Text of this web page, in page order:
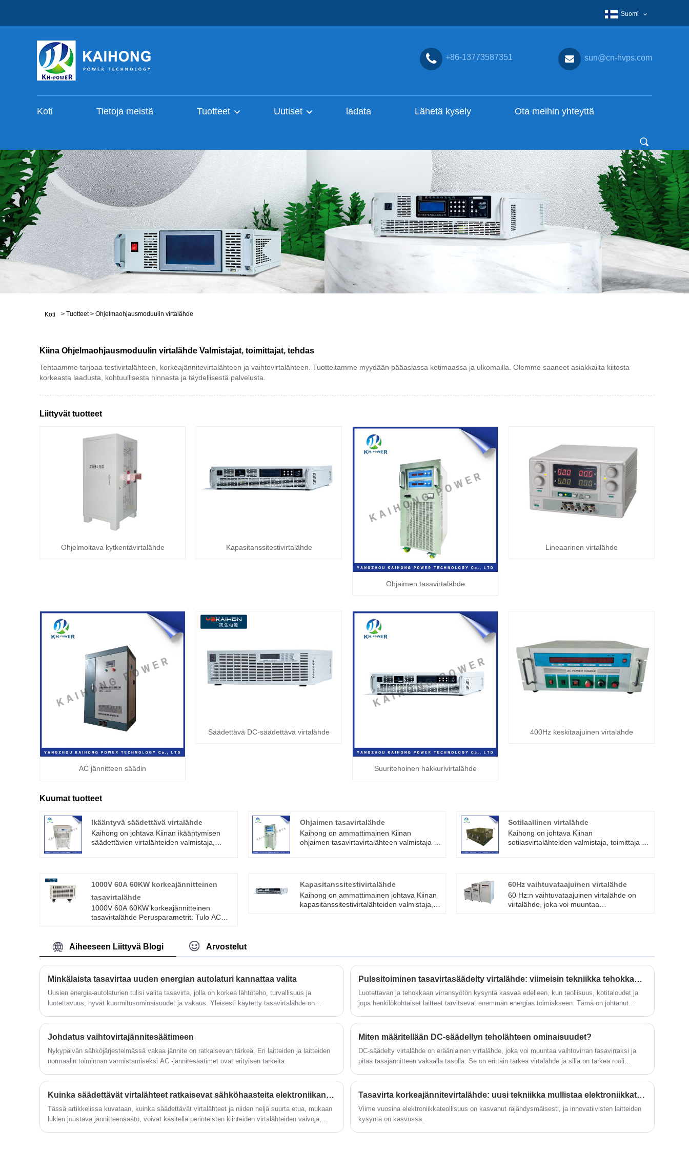
Suomi
+86-13773587351 sun@cn-hvps.com
Koti Tietoja meistä Tuotteet Uutiset ladata Lähetä kysely Ota meihin yhteyttä
Koti > Tuotteet > Ohjelmaohjausmoduulin virtalähde
Kiina Ohjelmaohjausmoduulin virtalähde Valmistajat, toimittajat, tehdas
Tehtaamme tarjoaa testivirtalähteen, korkeajännitevirtalähteen ja vaihtovirtalähteen. Tuotteitamme myydään pääasiassa kotimaassa ja ulkomailla. Olemme saaneet asiakkailta kiitosta
korkeasta laadusta, kohtuullisesta hinnasta ja täydellisestä palvelusta.
Liittyvät tuotteet
Ohjelmoitava kytkentävirtalähde Kapasitanssitestivirtalähde
Ohjaimen tasavirtalähde
Lineaarinen virtalähde
AC jännitteen säädin
Säädettävä DC-säädettävä virtalähde
Suuritehoinen hakkurivirtalähde
400Hz keskitaajuinen virtalähde
Kuumat tuotteet
Ikääntyvä säädettävä virtalähde
Kaihong on johtava Kiinan ikääntymisen
säädettävien virtalähteiden valmistaja,
muut testauskokemukset
Invertteri ikääntyvä virtalähde
Ohjaimen tasavirtalähde
Kaihong on ammattimainen Kiinan
ohjaimen tasavirtavirtalähteen valmistaja ja
Sotilaallinen virtalähde
Kaihong on johtava Kiinan
sotilasvirtalähteiden valmistaja, toimittaja ja
1000V 60A 60KW korkeajännitteinen
tasavirtalähde
1000V 60A 60KW korkeajännitteinen
tasavirtalähde Perusparametrit: Tulo AC
ohjelmaohjaus, jännite ja virta
Kapasitanssitestivirtalähde
Kaihong on ammattimainen johtava Kiinan
kapasitanssitestivirtalähteiden valmistaja,
voidaan käyttää kondensaattoreiden
kantokyvyn, kapasiteettiarvon ja muiden
parametrien testaamiseen.
60Hz vaihtuvataajuinen virtalähde
60 Hz:n vaihtuvataajuinen virtalähde on
virtalähde, joka voi muuntaa
Hz.
Aiheeseen Liittyvä Blogi Arvostelut
Minkälaista tasavirtaa uuden energian autolaturi kannattaa valita
Uusien energia-autolaturien tulisi valita tasavirta, jolla on korkea lähtöteho, turvallisuus ja
luotettavuus, hyvät kuormitusominaisuudet ja vakaus. Yleisesti käytetty tasavirtalähde on
Pulssitoiminen tasavirtasäädelty virtalähde: viimeisin tekniikka tehokkaassa ja luotettavassa virtalähteessä
Luotettavan ja tehokkaan virransyötön kysyntä kasvaa edelleen, kun teollisuus, kotitaloudet ja
jopa henkilökohtaiset laitteet tarvitsevat enemmän energiaa toimiakseen. Tämä on johtanut
säädelty virtalähde (PDPS).
Johdatus vaihtovirtajännitesäätimeen
Nykypäivän sähköjärjestelmässä vakaa jännite on ratkaisevan tärkeä. Eri laitteiden ja laitteiden
normaalin toiminnan varmistamiseksi AC -jännitesäätimet ovat erityisen tärkeitä.
Miten määritellään DC-säädellyn teholähteen ominaisuudet?
DC-säädelty virtalähde on eräänlainen virtalähde, joka voi muuntaa vaihtovirran tasavirraksi ja
pitää tasajännitteen vakaalla tasolla. Se on erittäin tärkeä virtalähde ja sillä on tärkeä rooli
Kuinka säädettävät virtalähteet ratkaisevat sähköhaasteita elektroniikan t&k:ssä, testauksessa ja tuotannossa?
Tässä artikkelissa kuvataan, kuinka säädettävät virtalähteet ja niiden neljä suurta etua, mukaan
lukien joustava jännitteensäätö, voivat käsitellä perinteisten kiinteiden virtalähteiden vaivoja,
Tasavirta korkeajännitevirtalähde: uusi tekniikka mullistaa elektroniikkateollisuuden
Viime vuosina elektroniikkateollisuus on kasvanut räjähdysmäisesti, ja innovatiivisten laitteiden
kysyntä on kasvussa.